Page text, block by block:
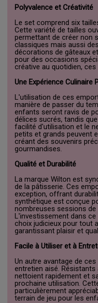
Polyvalence et Créativité
Le set comprend six
Cette variété de tailles
permettant de créer non
classiques mais aussi
décorations de gâteaux
pour des occasions
créative au quotidien,
Une Expérience Culinaire
L'utilisation de ces
manière de passer du
enfants seront ravis de
délices sucrés, tandis
facilité d'utilisation et le
petits et grands peuvent
créant des souvenirs
gourmandises.
Qualité et Durabilité
La marque Wilton est
de la pâtisserie. Ces
exception, offrant
synthétique est conçue
nombreuses sessions
L'investissement dans
choix judicieux pour tout
garantissant plaisir et
Facile à Utiliser et à
Un autre avantage de
entretien aisé.
nettoient rapidement et
prochaine utilisation.
particulièrement
terrain de jeu pour les